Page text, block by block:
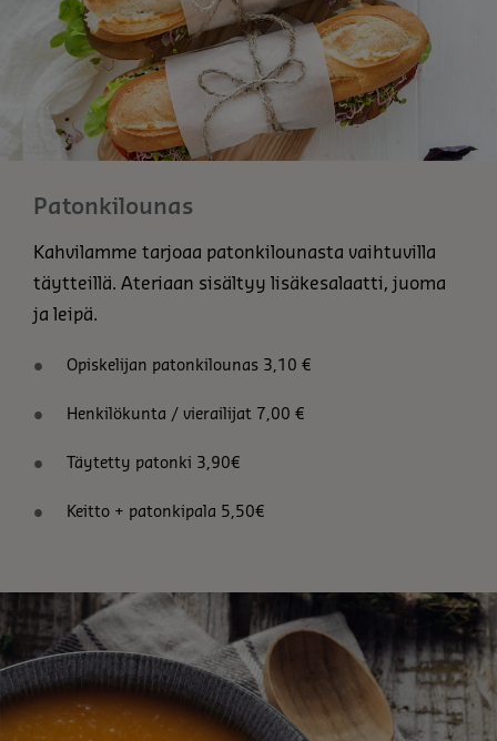
Patonkilounas
Kahvilamme tarjoaa patonkilounasta vaihtuvilla
täytteillä. Ateriaan sisältyy lisäkesalaatti, juoma
ja leipä.
Opiskelijan patonkilounas 3,10 €
Henkilökunta / vierailijat 7,00 €
Täytetty patonki 3,90€
Keitto + patonkipala 5,50€